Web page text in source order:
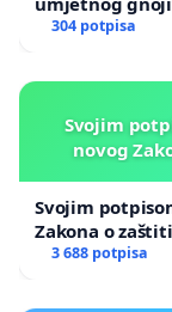
304 potpisa
Svojim
novog
Svojim
Zakona o
3 688 potpisa